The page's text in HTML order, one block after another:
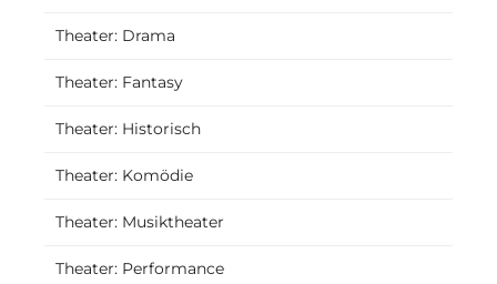
Theater: Drama
Theater: Fantasy
Theater: Historisch
Theater: Komödie
Theater: Musiktheater
Theater: Performance